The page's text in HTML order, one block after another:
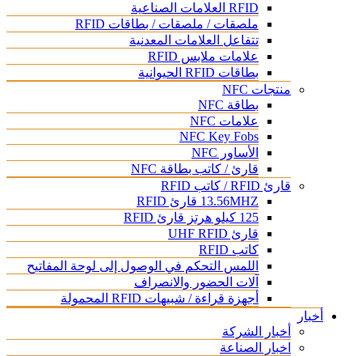
RFID العلامات الصناعية
ملصقات / ملصقات / بطاقات RFID
تتفاعل العلامات المعدنية
علامات ملابس RFID
بطاقات RFID الحيوانية
منتجات NFC
بطاقة NFC
علامات NFC
NFC Key Fobs
الأساور NFC
قارئ / كاتب بطاقة NFC
قارئ RFID / كاتب RFID
13.56MHZ قارئ RFID
125 كيلو هرتز قارئ RFID
قارئ UHF RFID
كاتب RFID
اللمس التحكم في الوصول إلى لوحة المفاتيح
آلات الحضور والانصراف
أجهزة قراءة / شبيهات RFID المحمولة
أخبار
أخبار الشركة
اخبار الصناعة